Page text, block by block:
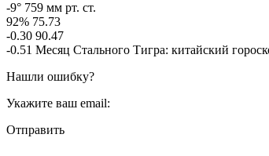
-9° 759 мм рт. ст.
92% 75.73
-0.30 90.47
-0.51 Месяц Стального Тигра: китайский
Нашли ошибку?
Укажите ваш email:
Отправить